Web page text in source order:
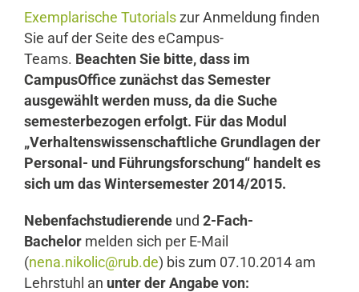
Exemplarische Tutorials zur Anmeldung finden
Sie auf der Seite des eCampus-
Teams. Beachten Sie bitte, dass im
CampusOffice zunächst das Semester
ausgewählt werden muss, da die Suche
semesterbezogen erfolgt. Für das Modul
„Verhaltenswissenschaftliche Grundlagen der
Personal- und Führungsforschung“ handelt es
sich um das Wintersemester 2014/2015.
Nebenfachstudierende und 2-Fach-
Bachelor melden sich per E-Mail
(nena.nikolic@rub.de) bis zum 07.10.2014 am
Lehrstuhl an unter der Angabe von: